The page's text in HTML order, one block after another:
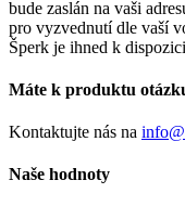
bude zaslán na vaši
pro vyzvednutí dle vaší
Šperk je ihned k dispozici
Máte k produktu
Kontaktujte nás na
Naše hodnoty